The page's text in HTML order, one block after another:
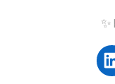
Partager sur LinkedIn